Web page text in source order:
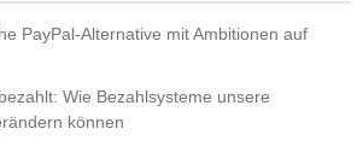
PayPal-Alternative mit Ambitionen auf
Wie Bezahlsysteme unsere
können